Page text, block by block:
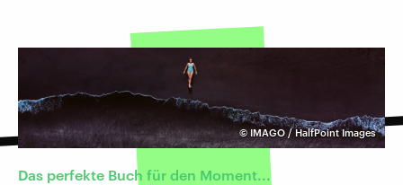
© IMAGO / HalfPoint Images
Das perfekte Buch für den Moment...